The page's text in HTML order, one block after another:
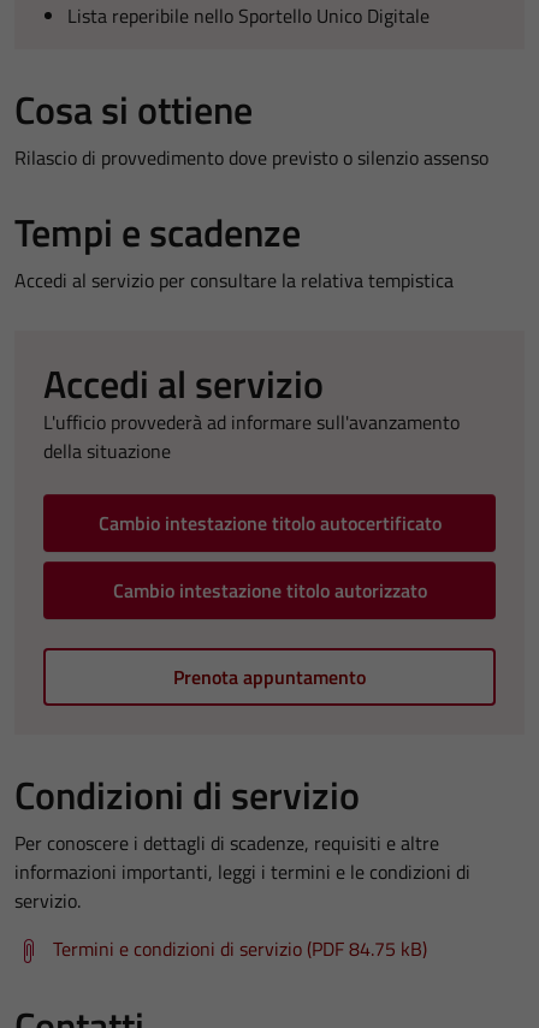
Lista reperibile nello Sportello Unico Digitale
Cosa si ottiene
Rilascio di provvedimento dove previsto o silenzio assenso
Tempi e scadenze
Accedi al servizio per consultare la relativa tempistica
Accedi al servizio
L'ufficio provvederà ad informare sull'avanzamento
della situazione
Cambio intestazione titolo autocertificato
Cambio intestazione titolo autorizzato
Prenota appuntamento
Condizioni di servizio
Per conoscere i dettagli di scadenze, requisiti e altre
informazioni importanti, leggi i termini e le condizioni di
servizio.
Termini e condizioni di servizio (PDF 84.75 kB)